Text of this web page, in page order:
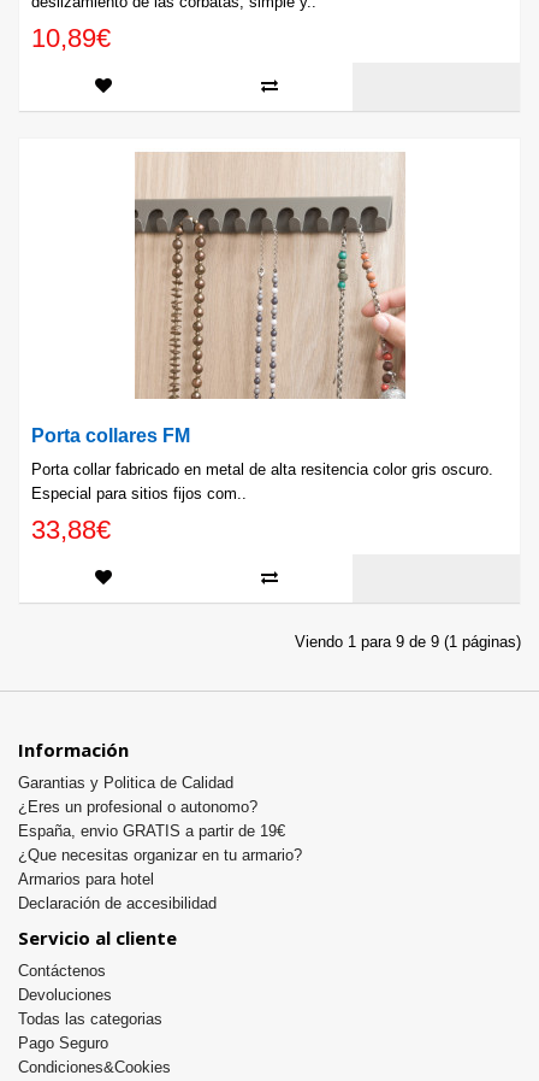
10,89€
Porta collares FM
Porta collar fabricado en metal de alta resitencia color gris oscuro.
Especial para sitios fijos com..
33,88€
Viendo 1 para 9 de 9 (1 páginas)
Información
Garantias y Politica de Calidad
¿Eres un profesional o autonomo?
España, envio GRATIS a partir de 19€
¿Que necesitas organizar en tu armario?
Armarios para hotel
Declaración de accesibilidad
Servicio al cliente
Contáctenos
Devoluciones
Todas las categorias
Pago Seguro
Condiciones&Cookies